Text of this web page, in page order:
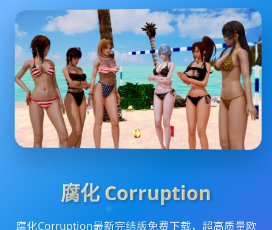
腐化 Corruption
腐化Corruption最新完结版免费下载，超高质量欧